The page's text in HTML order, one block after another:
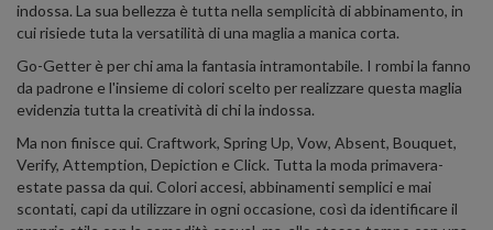
indossa. La sua bellezza è tutta nella semplicità di abbinamento, in
cui risiede tuta la versatilità di una maglia a manica corta.
Go-Getter è per chi ama la fantasia intramontabile. I rombi la fanno
da padrone e l'insieme di colori scelto per realizzare questa maglia
evidenzia tutta la creatività di chi la indossa.
Ma non finisce qui. Craftwork, Spring Up, Vow, Absent, Bouquet,
Verify, Attemption, Depiction e Click. Tutta la moda primavera-
estate passa da qui. Colori accesi, abbinamenti semplici e mai
scontati, capi da utilizzare in ogni occasione, così da identificare il